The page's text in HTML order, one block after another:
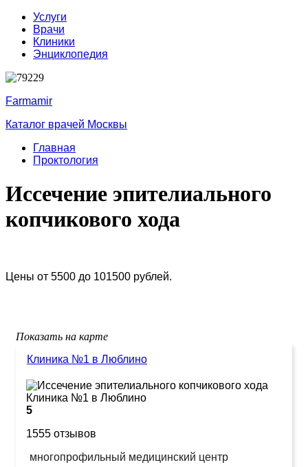
Услуги
Врачи
Клиники
Энциклопедия
Farmamir
Каталог врачей Москвы
Главная
Проктология
Иссечение эпителиального
копчикового хода
Цены от 5500 до 101500 рублей.
Показать на карте
Клиника №1 в Люблино
5
1555 отзывов
многопрофильный медицинский центр